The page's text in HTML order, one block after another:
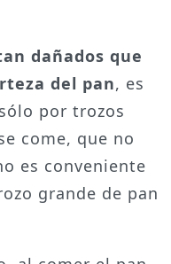
dañados que
del pan, es
por trozos
come, que no
es conveniente
grande de pan